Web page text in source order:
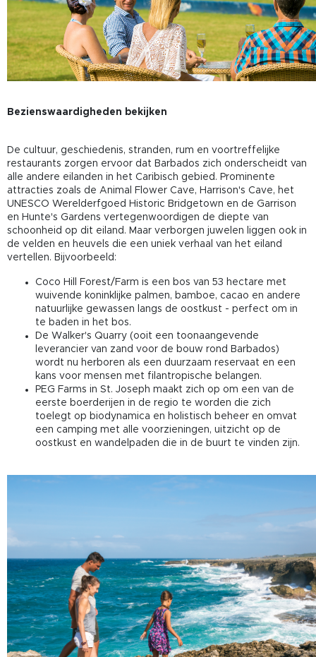
Bezienswaardigheden bekijken
De cultuur, geschiedenis, stranden, rum en voortreffelijke
restaurants zorgen ervoor dat Barbados zich onderscheidt van
alle andere eilanden in het Caribisch gebied. Prominente
attracties zoals de Animal Flower Cave, Harrison's Cave, het
UNESCO Werelderfgoed Historic Bridgetown en de Garrison
en Hunte's Gardens vertegenwoordigen de diepte van
schoonheid op dit eiland. Maar verborgen juwelen liggen ook in
de velden en heuvels die een uniek verhaal van het eiland
vertellen. Bijvoorbeeld:
Coco Hill Forest/Farm is een bos van 53 hectare met
wuivende koninklijke palmen, bamboe, cacao en andere
natuurlijke gewassen langs de oostkust - perfect om in
te baden in het bos.
De Walker's Quarry (ooit een toonaangevende
leverancier van zand voor de bouw rond Barbados)
wordt nu herboren als een duurzaam reservaat en een
kans voor mensen met filantropische belangen.
PEG Farms in St. Joseph maakt zich op om een van de
eerste boerderijen in de regio te worden die zich
toelegt op biodynamica en holistisch beheer en omvat
een camping met alle voorzieningen, uitzicht op de
oostkust en wandelpaden die in de buurt te vinden zijn.